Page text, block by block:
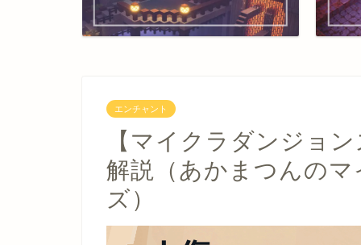
エンチャント
【マイクラダンジョ
解説（あかまつんの
ズ）